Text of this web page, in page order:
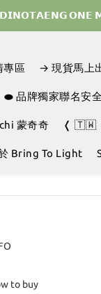
𝗥𝗨𝗡 ｜韓國首波
𝗢𝗡𝗘
區 → 現貨馬上
⬬ 品牌獨家聯名安
蒙奇奇 ❬ 🇹🇼 ❭
Bring To Light
to buy